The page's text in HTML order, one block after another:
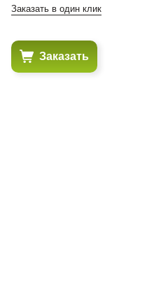
Заказать в один клик
Заказать